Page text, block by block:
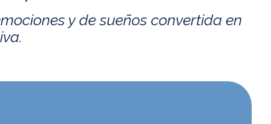
y de sueños convertida en